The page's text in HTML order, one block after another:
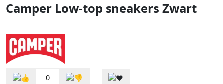
Camper Low-top sneakers Zwart
0